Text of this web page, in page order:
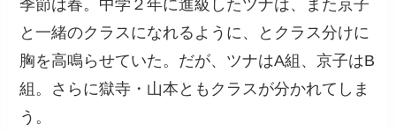
季節は春。中学２年に進級したツナは、また京子
と一緒のクラスになれるように、とクラス分けに
胸を高鳴らせていた。だが、ツナはA組、京子はB
組。さらに獄寺・山本ともクラスが分かれてしま
う。